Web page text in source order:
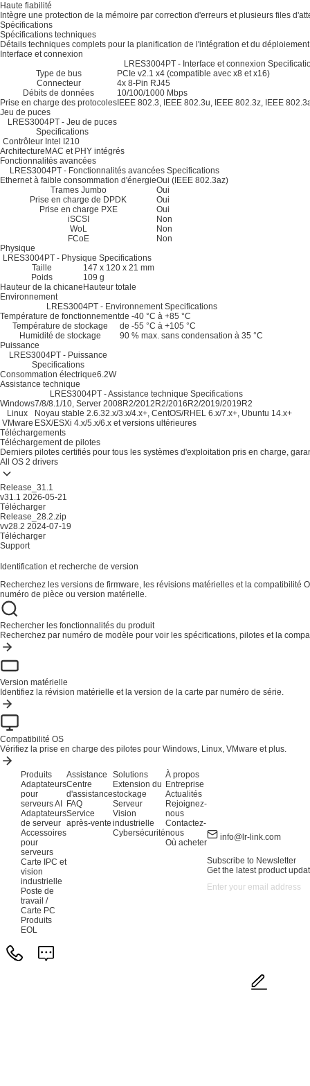
Haute fiabilité
Intègre une protection de la mémoire par correction d'erreurs et plusieurs files
Spécifications
Spécifications techniques
Détails techniques complets pour la planification de l'intégration et du
Interface et connexion
LRES3004PT - Interface et connexion
Type de bus
PCIe v2.1 x4 (compatible avec x8 et x16)
Connecteur
4x 8-Pin RJ45
Débits de données
10/100/1000 Mbps
Prise en charge des protocoles IEEE 802.3, IEEE 802.3u, IEEE 802.3z, IEEE
Jeu de puces
LRES3004PT - Jeu de puces
Specifications
Contrôleur Intel I210
Architecture MAC et PHY intégrés
Fonctionnalités avancées
LRES3004PT - Fonctionnalités avancées Specifications
Ethernet à faible consommation d'énergieOui (IEEE 802.3az)
Trames Jumbo
Oui
Prise en charge de DPDK
Oui
Prise en charge PXE
Oui
iSCSI
Non
WoL
Non
FCoE
Non
Physique
LRES3004PT - Physique Specifications
Taille
147 x 120 x 21 mm
Poids
109 g
Hauteur de la chicane Hauteur totale
Environnement
LRES3004PT - Environnement Specifications
Température de fonctionnementde -40 °C à +85 °C
Température de stockage
de -55 °C à +105 °C
Humidité de stockage
90 % max. sans condensation à 35 °C
Puissance
LRES3004PT - Puissance
Specifications
Consommation électrique6.2W
Assistance technique
LRES3004PT - Assistance technique Specifications
Windows7/8/8.1/10, Server 2008R2/2012R2/2016R2/2019/2019R2
Linux
Noyau stable 2.6.32.x/3.x/4.x+, CentOS/RHEL 6.x/7.x+, Ubuntu 14.x+
VMware ESX/ESXi 4.x/5.x/6.x et versions ultérieures
Téléchargements
Téléchargement de pilotes
Derniers pilotes certifiés pour tous les systèmes d'exploitation pris en charge,
All OS 2 drivers
Release_31.1
v31.1 2026-05-21
Télécharger
Release_28.2.zip
vv28.2 2024-07-19
Télécharger
Support
Identification et recherche de version
Recherchez les versions de firmware, les révisions matérielles et la compatibilité
numéro de pièce ou version matérielle.
Rechercher les fonctionnalités du produit
Recherchez par numéro de modèle pour voir les spécifications, pilotes et la
Version matérielle
Identifiez la révision matérielle et la version de la carte par numéro de série.
Compatibilité OS
Vérifiez la prise en charge des pilotes pour Windows, Linux, VMware et plus.
Produits
Adaptateurs
pour
serveurs AI
Adaptateurs
de serveur
Accessoires
pour
serveurs
Carte IPC et
vision
industrielle
Poste de
travail /
Carte PC
Produits
EOL
Assistance
Centre
d'assistance
FAQ
Service
après-vente
Solutions
Extension du
stockage
Serveur
Vision
industrielle
Cybersécurité
À propos
Entreprise
Actualités
Rejoignez-
nous
Contactez-
nous
Où acheter
info@lr-link.com
Subscribe to Newsletter
Get the latest product